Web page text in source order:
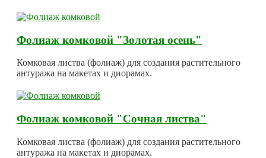
Фолиаж комковой "Золотая осень"
Комковая листва (фолиаж) для создания растительного
антуража на макетах и диорамах.
Фолиаж комковой "Сочная листва"
Комковая листва (фолиаж) для создания растительного
антуража на макетах и диорамах.